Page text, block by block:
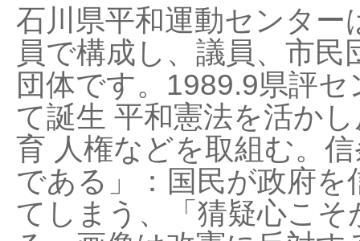
石川県平和運動センタ
員で構成し、議員、市
団体です。1989.9県評
て誕生 平和憲法を活か
育 人権などを取組む。
である」：国民が政府
てしまう、「猜疑心こ